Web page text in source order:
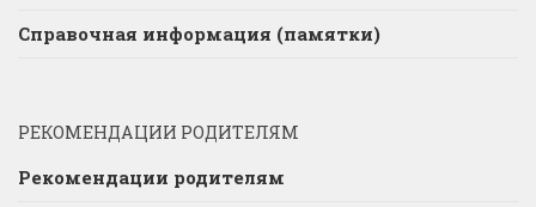
Справочная информация (памятки)
РЕКОМЕНДАЦИИ РОДИТЕЛЯМ
Рекомендации родителям